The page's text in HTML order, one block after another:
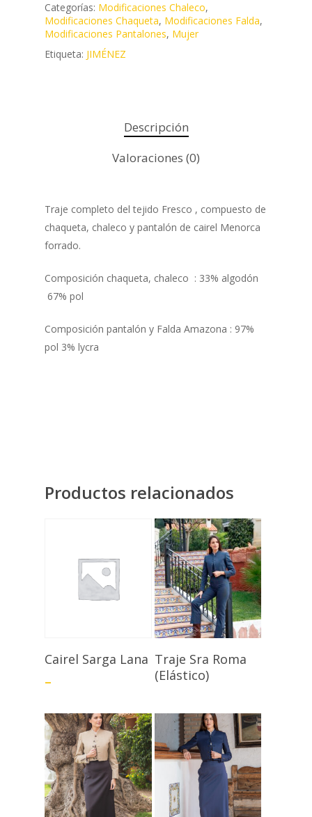
Categorías: Modificaciones Chaleco,
Modificaciones Chaqueta, Modificaciones Falda,
Modificaciones Pantalones, Mujer
Etiqueta: JIMÉNEZ
Descripción
Valoraciones (0)
Traje completo del tejido Fresco , compuesto de
chaqueta, chaleco y pantalón de cairel Menorca
forrado.
Composición chaqueta, chaleco : 33% algodón
67% pol
Composición pantalón y Falda Amazona : 97%
pol 3% lycra
Productos relacionados
Seleccionar
Opciones
Cairel Sarga Lana
–
Seleccionar
Opciones
Traje Sra Roma
(Elástico)